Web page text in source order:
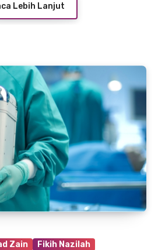
Lebih Lanjut
Zain Fikih Nazilah